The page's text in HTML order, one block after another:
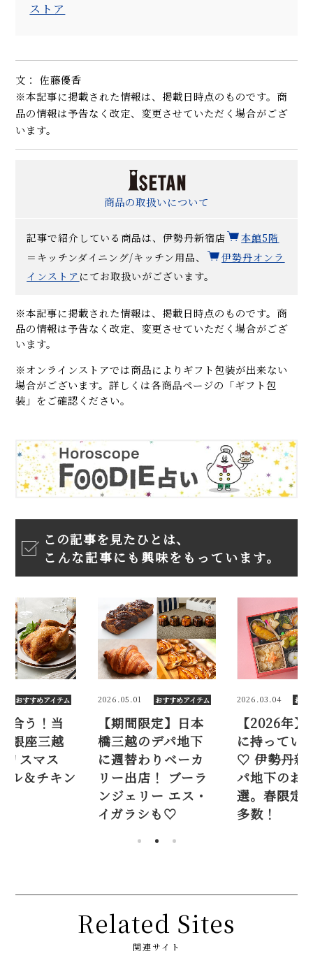
ストア
文： 佐藤優香
※本記事に掲載された情報は、掲載日時点のものです。 商
品の情報は予告なく改定、 変更させていただく場合がござ
います。
商品の取扱いについて
記事で紹介している商品は、伊勢丹新宿店 本館5階
＝キッチンダイニング/キッチン用品、
伊勢丹オンラ
インストア にてお取扱いがございます。
※本記事に掲載された情報は、掲載日時点のものです。商
品の情報は予告なく改定、変更させていただく場合がござ
います。
※オンラインストアでは商品によりギフト包装が出来ない
場合がございます。詳しくは各商品ページの「ギフト包
装」をご確認ください。
この記事を見たひとは、
こんな記事にも興味をもっています。
おすすめアイテム
合う！当
銀座三越
リスマス
ル＆チキン
2026.05.01 おすすめアイテム
【期間限定】日本
橋三越のデパ地下
に週替わりベーカ
リー出店！ ブーラ
ンジェリー エス・
イガラシも♡
2026.03.04 おす
【2026年
に持ってい
♡ 伊勢丹新
パ地下のお
選。春限定
多数！
Related Sites
関連サイト